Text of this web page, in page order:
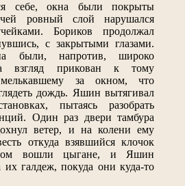
себе, окна были покрыты
ровный слой нарушался
Бориков продолжал
с закрытыми глазами.
были, напротив, широко
взгляд прикован к тому
за окном, что
дождь. Яшин вытягивал
пытаясь разобрать
Один раз двери тамбура
ветер, и на колени ему
откуда взявшийся клочок
вошли цыгане, и Яшин
их галдеж, покуда они куда-то